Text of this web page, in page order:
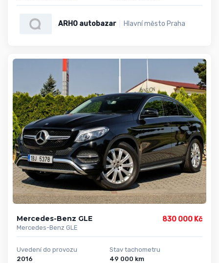
ARHO autobazar Hlavní město Praha
Mercedes-Benz GLE
Mercedes-Benz GLE
830 000 Kč
Uvedení do provozu
2016
Stav tachometru
49 000 km